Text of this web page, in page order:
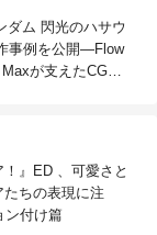
ダム 閃光のハサウ
事例を公開―Flow
が支えたCG制
』ED 、可愛さと
ちの表現に注
ン付け篇